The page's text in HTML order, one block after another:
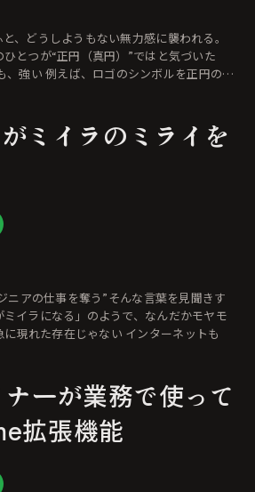
、どうしようもない無力感に襲われる。
とつが“正円（真円）”ではと気づいた
ミイラのミライを
ニアの仕事を奪う”そんな言葉を見聞きす
イラになる」のようで、なんだかモヤモ
ヤ。 AIは、どこからか急に現れた存在じゃない インターネットも
ーが業務で使って
拡張機能